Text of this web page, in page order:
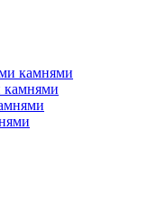
камнями